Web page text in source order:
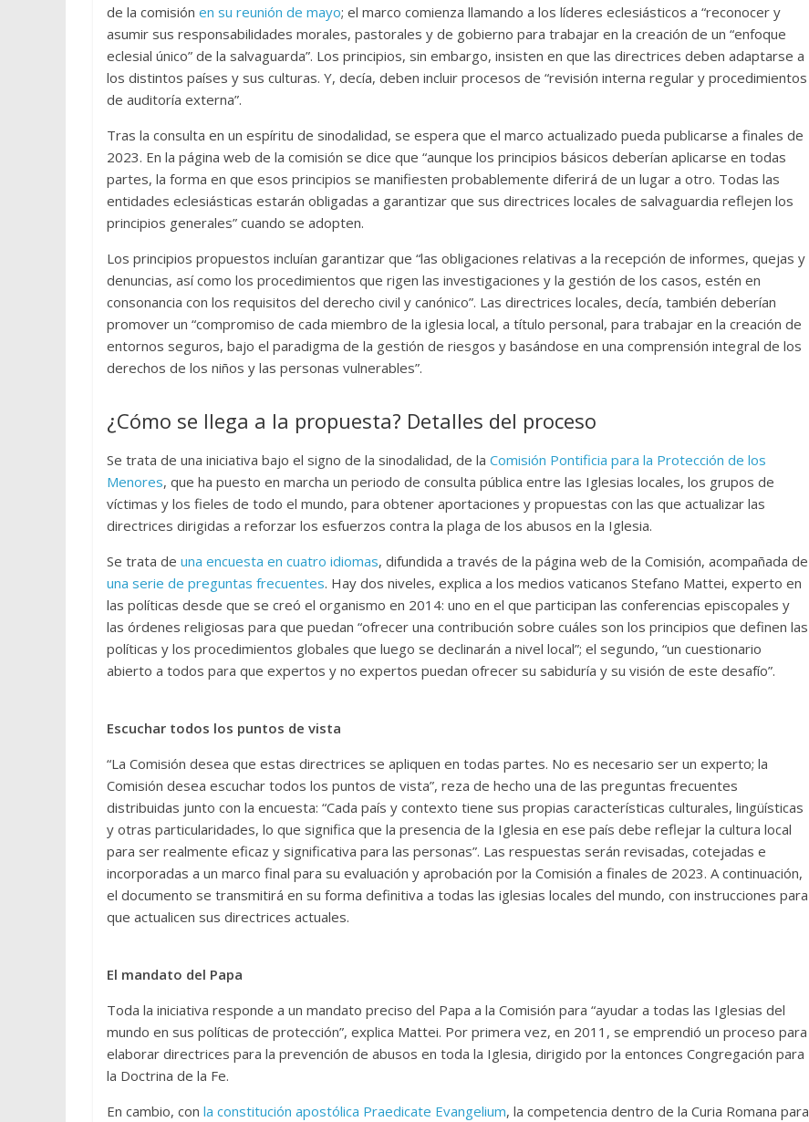
de la comisión en su reunión de mayo; el marco comienza llamando a los líderes eclesiásticos a “reconocer y
asumir sus responsabilidades morales, pastorales y de gobierno para trabajar en la creación de un “enfoque
eclesial único” de la salvaguarda”. Los principios, sin embargo, insisten en que las directrices deben adaptarse a
los distintos países y sus culturas. Y, decía, deben incluir procesos de “revisión interna regular y procedimientos
de auditoría externa”.
Tras la consulta en un espíritu de sinodalidad, se espera que el marco actualizado pueda publicarse a finales de
2023. En la página web de la comisión se dice que “aunque los principios básicos deberían aplicarse en todas
partes, la forma en que esos principios se manifiesten probablemente diferirá de un lugar a otro. Todas las
entidades eclesiásticas estarán obligadas a garantizar que sus directrices locales de salvaguardia reflejen los
principios generales” cuando se adopten.
Los principios propuestos incluían garantizar que “las obligaciones relativas a la recepción de informes, quejas y
denuncias, así como los procedimientos que rigen las investigaciones y la gestión de los casos, estén en
consonancia con los requisitos del derecho civil y canónico”. Las directrices locales, decía, también deberían
promover un “compromiso de cada miembro de la iglesia local, a título personal, para trabajar en la creación de
entornos seguros, bajo el paradigma de la gestión de riesgos y basándose en una comprensión integral de los
derechos de los niños y las personas vulnerables”.
¿Cómo se llega a la propuesta? Detalles del proceso
Se trata de una iniciativa bajo el signo de la sinodalidad, de la Comisión Pontificia para la Protección de los
Menores, que ha puesto en marcha un periodo de consulta pública entre las Iglesias locales, los grupos de
víctimas y los fieles de todo el mundo, para obtener aportaciones y propuestas con las que actualizar las
directrices dirigidas a reforzar los esfuerzos contra la plaga de los abusos en la Iglesia.
Se trata de una encuesta en cuatro idiomas, difundida a través de la página web de la Comisión, acompañada de
una serie de preguntas frecuentes. Hay dos niveles, explica a los medios vaticanos Stefano Mattei, experto en
las políticas desde que se creó el organismo en 2014: uno en el que participan las conferencias episcopales y
las órdenes religiosas para que puedan “ofrecer una contribución sobre cuáles son los principios que definen las
políticas y los procedimientos globales que luego se declinarán a nivel local”; el segundo, “un cuestionario
abierto a todos para que expertos y no expertos puedan ofrecer su sabiduría y su visión de este desafío”.
Escuchar todos los puntos de vista
“La Comisión desea que estas directrices se apliquen en todas partes. No es necesario ser un experto; la
Comisión desea escuchar todos los puntos de vista”, reza de hecho una de las preguntas frecuentes
distribuidas junto con la encuesta: “Cada país y contexto tiene sus propias características culturales, lingüísticas
y otras particularidades, lo que significa que la presencia de la Iglesia en ese país debe reflejar la cultura local
para ser realmente eficaz y significativa para las personas”. Las respuestas serán revisadas, cotejadas e
incorporadas a un marco final para su evaluación y aprobación por la Comisión a finales de 2023. A continuación,
el documento se transmitirá en su forma definitiva a todas las iglesias locales del mundo, con instrucciones para
que actualicen sus directrices actuales.
El mandato del Papa
Toda la iniciativa responde a un mandato preciso del Papa a la Comisión para “ayudar a todas las Iglesias del
mundo en sus políticas de protección”, explica Mattei. Por primera vez, en 2011, se emprendió un proceso para
elaborar directrices para la prevención de abusos en toda la Iglesia, dirigido por la entonces Congregación para
la Doctrina de la Fe.
En cambio, con la constitución apostólica Praedicate Evangelium, la competencia dentro de la Curia Romana para